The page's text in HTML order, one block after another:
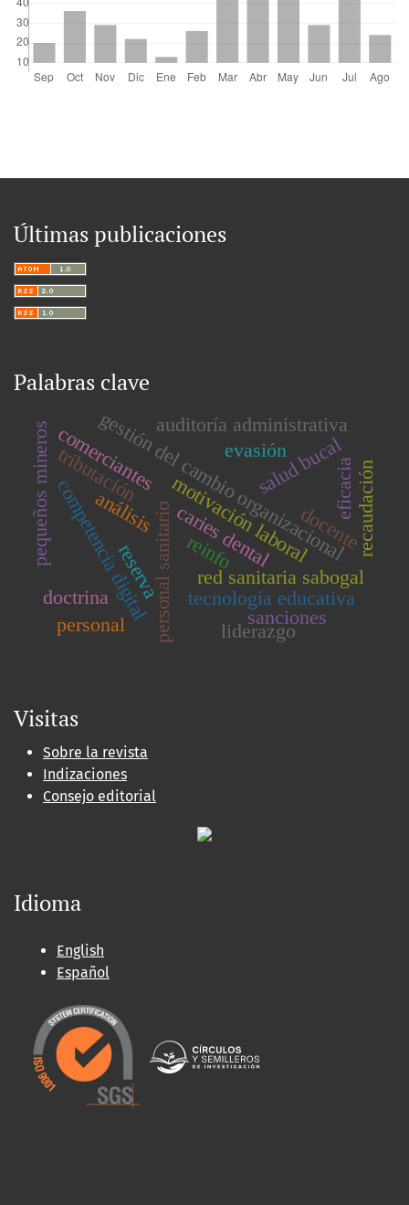
Últimas publicaciones
Palabras clave
gestión del cambio organizacional
motivación laboral
personal sanitario red sanitaria sabogal
salud bucal
caries dental
competencia digital docente
tecnología educativa
análisis
doctrina
reinfo
pequeños mineros
auditoría administrativa
evasión
tributación recaudación
comerciantes
sanciones
eficacia
liderazgo
reserva
personal
Visitas
Sobre la revista
Indizaciones
Consejo editorial
Idioma
English
Español